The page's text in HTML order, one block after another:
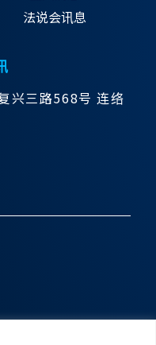
法说会讯息
兴三路568号 连络